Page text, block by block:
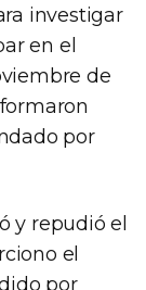
investigar
en el
de
por
y repudió el
el
por